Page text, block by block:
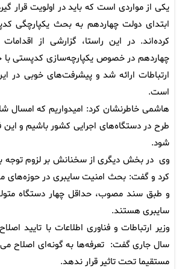
یکی از مواردی است که باید در اولویت قرار
ابتدای دولت چهاردهم به بحث یکپارچگی
کرده‌اند. در این راستا، گزارشی از
چهاردهم در خصوص یکپارچه‌سازی کدپستی با
ارتباطات ارائه شد و پیشرفت‌های خوبی در
است.
هاشمی خاطرنشان کرد: امیدواریم که امسال
طرح در دستگاه‌های اجرایی کشور باشیم و این
شود.
وی در بخش دیگری از سخنانش بر لزوم توجه
کرد و گفت: بحث امنیت سایبری در حوزه‌های
و طبق سند مصوب، حداقل چهار دستگاه
سایبری هستند.
وزیر ارتباطات و فناوری اطلاعات با تایید
سال جاری گفت: تعرفه‌ها به گونه‌ای اصلاح
مستقیما تحت تاثیر قرار ندهد.